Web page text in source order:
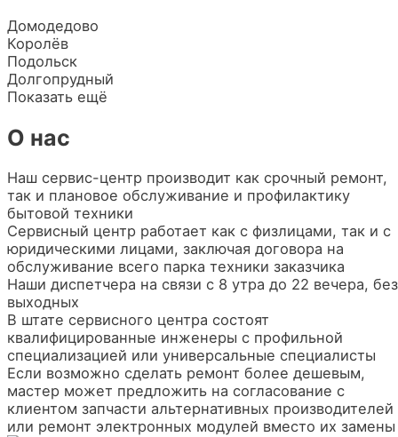
Домодедово
Королёв
Подольск
Долгопрудный
Показать ещё
О нас
Наш сервис-центр производит как срочный ремонт,
так и плановое обслуживание и профилактику
бытовой техники
Сервисный центр работает как с физлицами, так и с
юридическими лицами, заключая договора на
обслуживание всего парка техники заказчика
Наши диспетчера на связи с 8 утра до 22 вечера, без
выходных
В штате сервисного центра состоят
квалифицированные инженеры с профильной
специализацией или универсальные специалисты
Если возможно сделать ремонт более дешевым,
мастер может предложить на согласование с
клиентом запчасти альтернативных производителей
или ремонт электронных модулей вместо их замены